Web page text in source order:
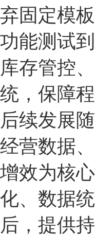
弃固定模
功能测试
库存管控
统，保障
后续发展
经营数据
增效为核
化、数据
后，提供